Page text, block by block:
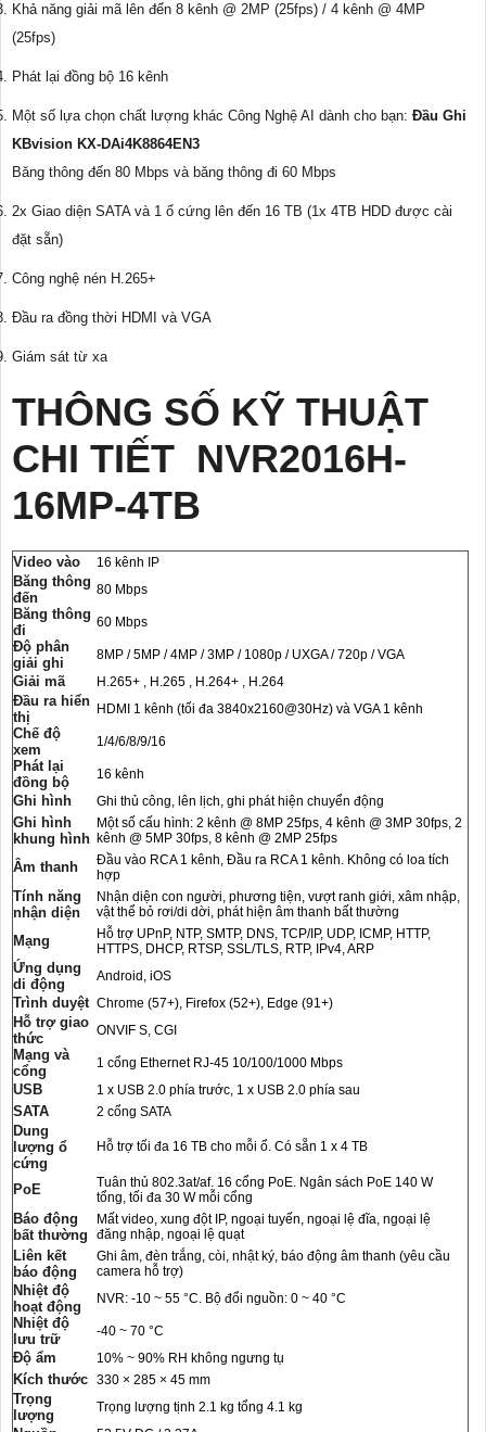
Khả năng giải mã lên đến 8 kênh @ 2MP (25fps) / 4 kênh @ 4MP
(25fps)
Phát lại đồng bộ 16 kênh
Một số lựa chọn chất lượng khác Công Nghệ AI dành cho bạn: Đầu Ghi
KBvision KX-DAi4K8864EN3
Băng thông đến 80 Mbps và băng thông đi 60 Mbps
2x Giao diện SATA và 1 ổ cứng lên đến 16 TB (1x 4TB HDD được cài
đặt sẵn)
Công nghệ nén H.265+
Đầu ra đồng thời HDMI và VGA
Giám sát từ xa
THÔNG SỐ KỸ THUẬT
CHI TIẾT NVR2016H-
16MP-4TB
Video vào 16 kênh IP
Băng thông
đến
80 Mbps
Băng thông
đi
60 Mbps
Độ phân
giải ghi
8MP / 5MP / 4MP / 3MP / 1080p / UXGA / 720p / VGA
Giải mã H.265+ , H.265 , H.264+ , H.264
Đầu ra hiển
thị
HDMI 1 kênh (tối đa 3840x2160@30Hz) và VGA 1 kênh
Chế độ
xem
1/4/6/8/9/16
Phát lại
đồng bộ
16 kênh
Ghi hình Ghi thủ công, lên lịch, ghi phát hiện chuyển động
Ghi hình
khung hình
Một số cấu hình: 2 kênh @ 8MP 25fps, 4 kênh @ 3MP 30fps, 2
kênh @ 5MP 30fps, 8 kênh @ 2MP 25fps
Âm thanh
Đầu vào RCA 1 kênh, Đầu ra RCA 1 kênh. Không có loa tích
hợp
Tính năng
nhận diện
Nhận diện con người, phương tiện, vượt ranh giới, xâm nhập,
vật thể bỏ rơi/di dời, phát hiện âm thanh bất thường
Mạng
Hỗ trợ UPnP, NTP, SMTP, DNS, TCP/IP, UDP, ICMP, HTTP,
HTTPS, DHCP, RTSP, SSL/TLS, RTP, IPv4, ARP
Ứng dụng
di động
Android, iOS
Trình duyệt Chrome (57+), Firefox (52+), Edge (91+)
Hỗ trợ giao
thức
ONVIF S, CGI
Mạng và
cổng
1 cổng Ethernet RJ-45 10/100/1000 Mbps
USB 1 x USB 2.0 phía trước, 1 x USB 2.0 phía sau
SATA 2 cổng SATA
Dung
lượng ổ
cứng
Hỗ trợ tối đa 16 TB cho mỗi ổ. Có sẵn 1 x 4 TB
PoE
Tuân thủ 802.3at/af. 16 cổng PoE. Ngân sách PoE 140 W
tổng, tối đa 30 W mỗi cổng
Báo động
bất thường
Mất video, xung đột IP, ngoại tuyến, ngoại lệ đĩa, ngoại lệ
đăng nhập, ngoại lệ quạt
Liên kết
báo động
Ghi âm, đèn trắng, còi, nhật ký, báo động âm thanh (yêu cầu
camera hỗ trợ)
Nhiệt độ
hoạt động
NVR: -10 ~ 55 °C. Bộ đổi nguồn: 0 ~ 40 °C
Nhiệt độ
lưu trữ
-40 ~ 70 °C
Độ ẩm 10% ~ 90% RH không ngưng tụ
Kích thước 330 × 285 × 45 mm
Trọng
lượng
Trọng lượng tịnh 2.1 kg tổng 4.1 kg